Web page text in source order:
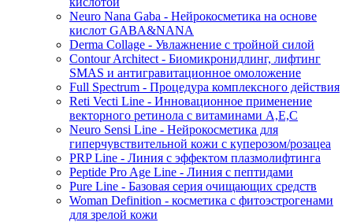
Neuro Nana Gaba - Нейрокосметика на основе
кислот GABA&NANA
Derma Collage - Увлажнение с тройной силой
Contour Architect - Биомикронидлинг, лифтинг
SMAS и антигравитационное омоложение
Full Spectrum - Процедура комплексного действия
Reti Vecti Line - Инновационное применение
векторного ретинола с витаминами A,Е,С
Neuro Sensi Line - Нейрокосметика для
гиперчувствительной кожи с куперозом/розацеа
PRP Line - Линия с эффектом плазмолифтинга
Peptide Pro Age Line - Линия с пептидами
Pure Line - Базовая серия очищающих средств
Woman Definition - косметика с фитоэстрогенами
для зрелой кожи